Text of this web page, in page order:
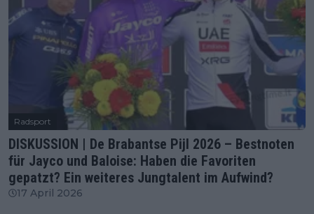
Radsport
DISKUSSION | De Brabantse Pijl 2026 – Bestnoten
für Jayco und Baloise: Haben die Favoriten
gepatzt? Ein weiteres Jungtalent im Aufwind?
17 April 2026